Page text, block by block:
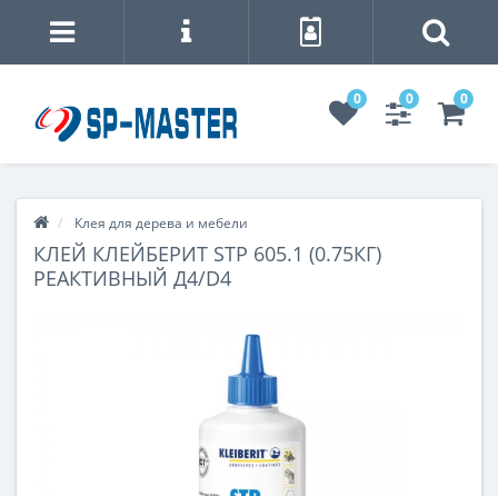
0 0 0
Клея для дерева и мебели
КЛЕЙ КЛЕЙБЕРИТ STP 605.1 (0.75КГ)
РЕАКТИВНЫЙ Д4/D4